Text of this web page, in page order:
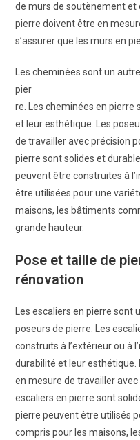
de murs de soutènement et
pierre doivent être en
s’assurer que les murs en
Les cheminées sont un
pier
re. Les cheminées en pierre
et leur esthétique. Les
de travailler avec précision
pierre sont solides et
peuvent être construites à
être utilisées pour une
maisons, les bâtiments
grande hauteur.
Pose et taille de
rénovation
Les escaliers en pierre
poseurs de pierre. Les
construits à l’extérieur ou à
durabilité et leur esthétique.
en mesure de travailler avec
escaliers en pierre sont
pierre peuvent être utilisés
compris pour les maisons,